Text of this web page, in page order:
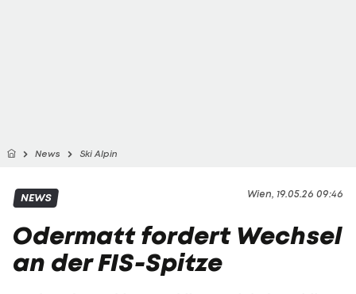
News Ski Alpin
Wien, 19.05.26 09:46
NEWS
Odermatt fordert Wechsel
an der FIS-Spitze